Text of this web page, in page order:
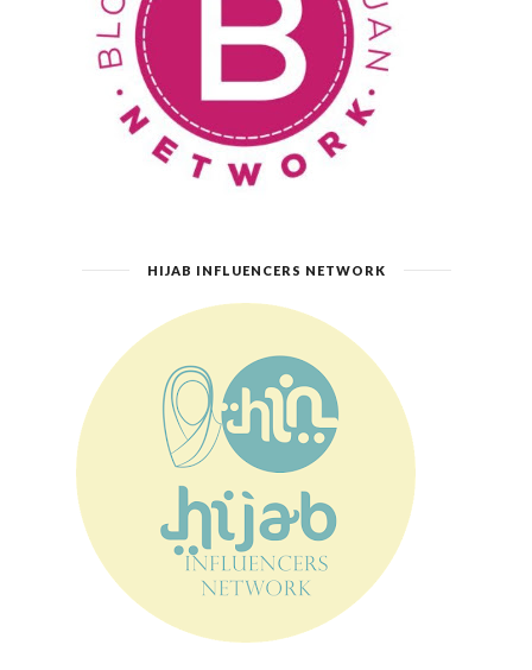
HIJAB INFLUENCERS NETWORK